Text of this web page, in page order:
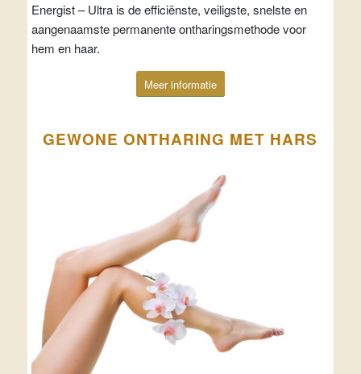
Energist – Ultra is de efficiënste, veiligste, snelste en
aangenaamste permanente ontharingsmethode voor
hem en haar.
Meer informatie
GEWONE ONTHARING MET HARS